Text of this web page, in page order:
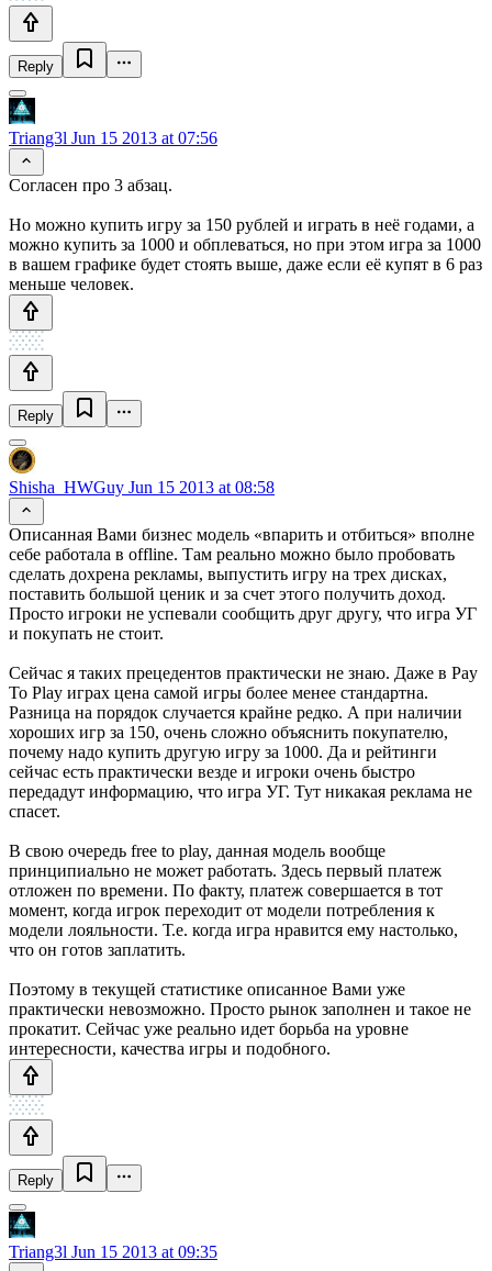
Reply
Triang3l Jun 15 2013 at 07:56
Согласен про 3 абзац.
Но можно купить игру за 150 рублей и играть в неё годами, а
можно купить за 1000 и обплеваться, но при этом игра за 1000
в вашем графике будет стоять выше, даже если её купят в 6 раз
меньше человек.
Reply
Shisha_HWGuy Jun 15 2013 at 08:58
Описанная Вами бизнес модель «впарить и отбиться» вполне
себе работала в offline. Там реально можно было пробовать
сделать дохрена рекламы, выпустить игру на трех дисках,
поставить большой ценик и за счет этого получить доход.
Просто игроки не успевали сообщить друг другу, что игра УГ
и покупать не стоит.
Сейчас я таких прецедентов практически не знаю. Даже в Pay
To Play играх цена самой игры более менее стандартна.
Разница на порядок случается крайне редко. А при наличии
хороших игр за 150, очень сложно объяснить покупателю,
почему надо купить другую игру за 1000. Да и рейтинги
сейчас есть практически везде и игроки очень быстро
передадут информацию, что игра УГ. Тут никакая реклама не
спасет.
В свою очередь free to play, данная модель вообще
принципиально не может работать. Здесь первый платеж
отложен по времени. По факту, платеж совершается в тот
момент, когда игрок переходит от модели потребления к
модели лояльности. Т.е. когда игра нравится ему настолько,
что он готов заплатить.
Поэтому в текущей статистике описанное Вами уже
практически невозможно. Просто рынок заполнен и такое не
прокатит. Сейчас уже реально идет борьба на уровне
интересности, качества игры и подобного.
Reply
Triang3l Jun 15 2013 at 09:35